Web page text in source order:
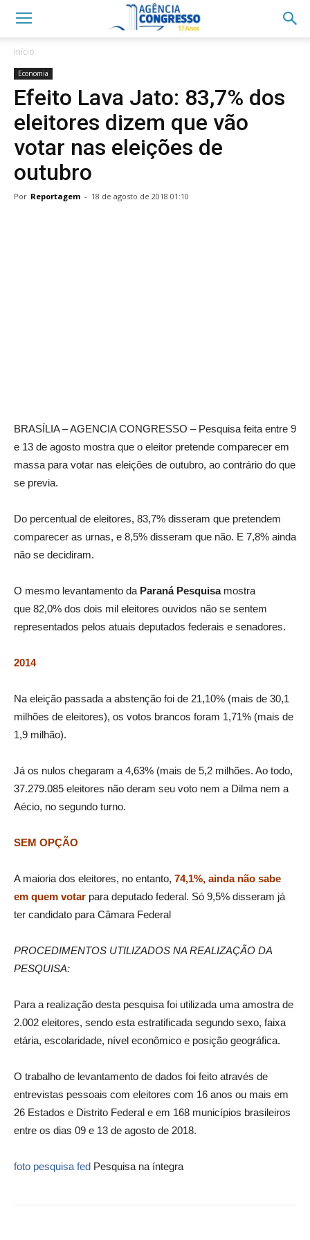
Início
Economia
Efeito Lava Jato: 83,7% dos
eleitores dizem que vão
votar nas eleições de
outubro
Por Reportagem - 18 de agosto de 2018 01:10
BRASÍLIA – AGENCIA CONGRESSO – Pesquisa feita entre 9
e 13 de agosto mostra que o eleitor pretende comparecer em
massa para votar nas eleições de outubro, ao contrário do que
se previa.
Do percentual de eleitores, 83,7% disseram que pretendem
comparecer as urnas, e 8,5% disseram que não. E 7,8% ainda
não se decidiram.
O mesmo levantamento da Paraná Pesquisamostra
que 82,0% dos dois mil eleitores ouvidos não se sentem
representados pelos atuais deputados federais e senadores.
2014
Na eleição passada a abstenção foi de 21,10% (mais de 30,1
milhões de eleitores), os votos brancos foram 1,71% (mais de
1,9 milhão).
Já os nulos chegaram a 4,63% (mais de 5,2 milhões. Ao todo,
37.279.085 eleitores não deram seu voto nem a Dilma nem a
Aécio, no segundo turno.
SEM OPÇÃO
A maioria dos eleitores, no entanto, 74,1%, ainda não sabe
em quem votar para deputado federal. Só 9,5% disseram já
ter candidato para Câmara Federal
PROCEDIMENTOS UTILIZADOS NA REALIZAÇÃO DA
PESQUISA:
Para a realização desta pesquisa foi utilizada uma amostra de
2.002 eleitores, sendo esta estratificada segundo sexo, faixa
etária, escolaridade, nível econômico e posição geográfica.
O trabalho de levantamento de dados foi feito através de
entrevistas pessoais com eleitores com 16 anos ou mais em
26 Estados e Distrito Federal e em 168 municípios brasileiros
entre os dias 09 e 13 de agosto de 2018.
foto pesquisa fed Pesquisa na íntegra